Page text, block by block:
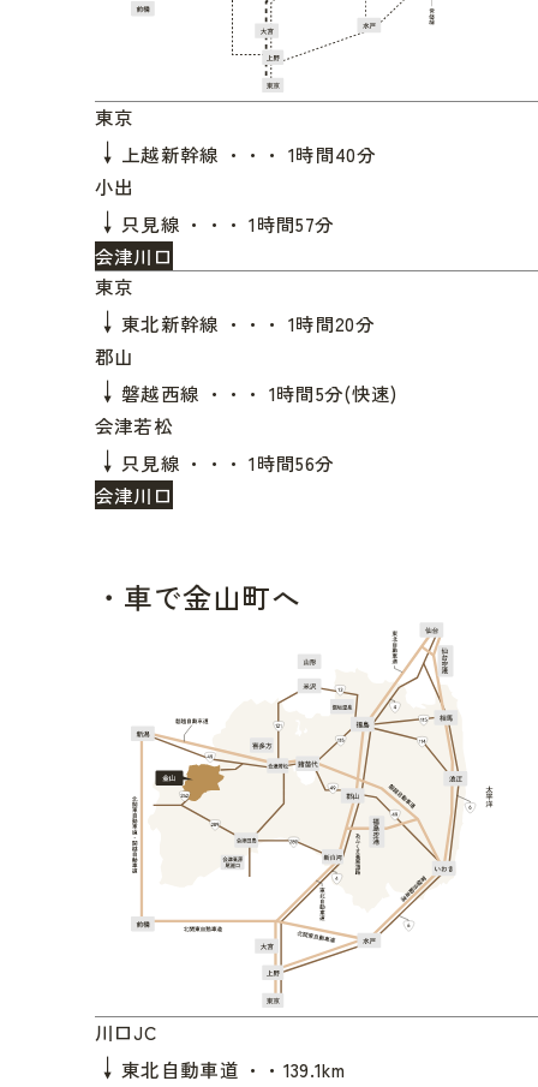
東京
↓ 上越新幹線 ・・・ 1時間40分
小出
↓ 只見線 ・・・ 1時間57分
会津川口
東京
↓ 東北新幹線 ・・・ 1時間20分
郡山
↓ 磐越西線 ・・・ 1時間5分(快速)
会津若松
↓ 只見線 ・・・ 1時間56分
会津川口
車で金山町へ
川口JC
↓ 東北自動車道 ・・139.1km